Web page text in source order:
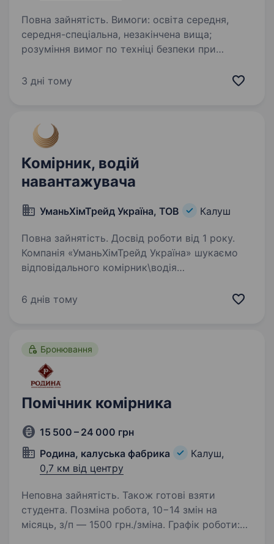
Повна зайнятість. Вимоги: освіта середня,
середня-спеціальна, незакінчена вища;
розуміння вимог по техніці безпеки при
розвантажувальних робіт; вміння виконувати
3 дні тому
Комірник, водій
навантажувача
УманьХімТрейд Україна, ТОВ Калуш
Повна зайнятість. Досвід роботи від 1 року.
Компанія «УманьХімТрейд Україна» шукаємо
відповідального комірник\водія
важливо, щоб усе було на своїх місцях і
6 днів тому
Бронювання
Помічник комірника
15 500 – 24 000 грн
Родина, калуська фабрика
Калуш,
0,7 км від центру
Неповна зайнятість. Також готові взяти
студента. Позміна робота, 10−14 змін на
місяць, з/п — 1500 грн./зміна. Графік роботи: